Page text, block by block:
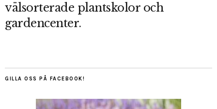
välsorterade plantskolor och
gardencenter.
GILLA OSS PÅ FACEBOOK!